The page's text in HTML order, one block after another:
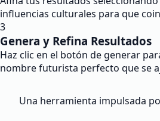
influencias culturales para que
3
Genera y Refina Resultados
Haz clic en el botón de generar
nombre futurista perfecto que se
Una herramienta impulsada